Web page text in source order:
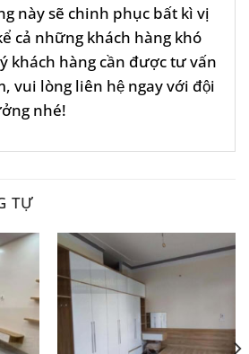
này sẽ chinh phục bất kì vị
cả những khách hàng khó
khách hàng cần được tư vấn
vui lòng liên hệ ngay với đội
nhé!
TỰ